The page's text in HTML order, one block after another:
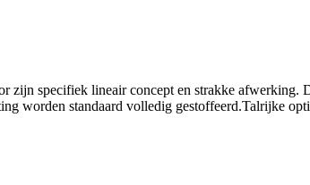
zijn specifiek lineair concept en strakke
worden standaard volledig gestoffeerd.Talrijke